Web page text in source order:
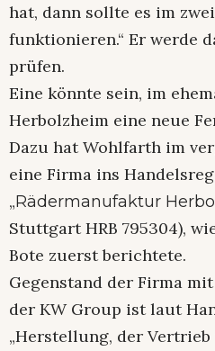
hat, dann sollte es im
funktionieren.“ Er werde
prüfen.
Eine könnte sein, im
Herbolzheim eine neue
Dazu hat Wohlfarth im
eine Firma ins
„Rädermanufaktur
Stuttgart HRB 795304),
Bote zuerst berichtete.
Gegenstand der Firma
der KW Group ist laut
„Herstellung, der